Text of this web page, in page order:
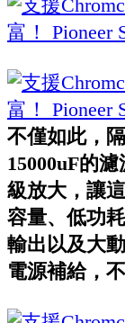
不僅如此，
15000uF的
級放大，讓
容量、低功
輸出以及大
電源補給，